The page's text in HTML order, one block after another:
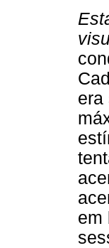
era
em